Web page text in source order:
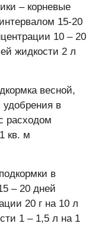
– корневые
15-20
10 – 20
жидкости 2 л
весной,
удобрения в
расходом
кв. м
в
– 20 дней
20 г на 10 л
1 – 1,5 л на 1